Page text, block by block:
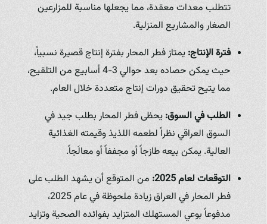
تتطلب معدات معقدة، مما يجعلها مناسبة للمزارعين
الصغار والمشاريع المنزلية.
فترة الإنتاج:يمتاز فطر المحار بفترة إنتاج قصيرة نسبياً،
حيث يمكن حصاده بعد حوالي 3-4 أسابيع من التلقيح،
مما يتيح تحقيق دورات إنتاج متعددة خلال العام.
الطلب في السوق:يحظى فطر المحار بطلب جيد في
السوق العراقي نظراً لطعمه اللذيذ وقيمته الغذائية
العالية. يمكن بيعه طازجاً أو مجففاً أو معالَجاً.
التوقعات لعام 2025:
من المتوقع أن يشهد الطلب على
فطر المحار في العراق زيادة ملحوظة في عام 2025،
مدفوعاً بوعي المستهلك المتزايد بفوائده الصحية وتزايد